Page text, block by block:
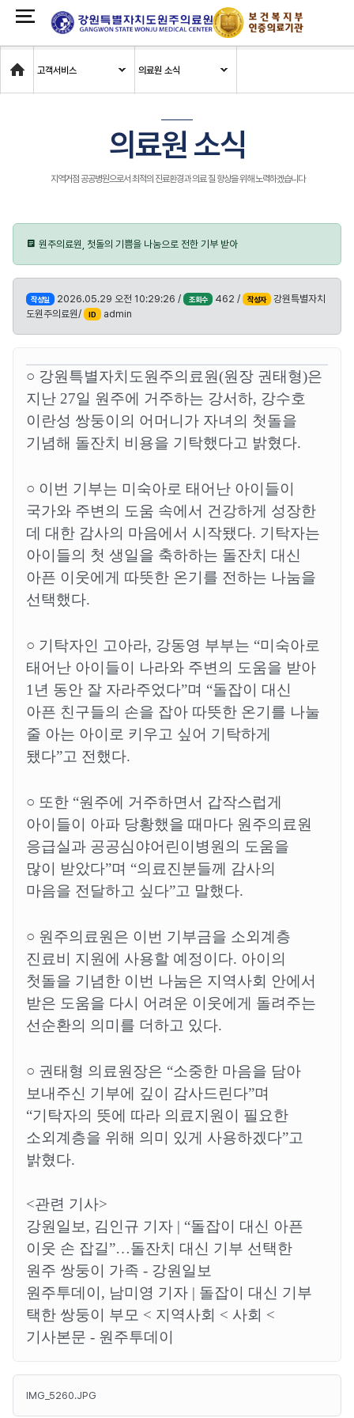
Home
고객서비스 의료원 소식
의료원 소식
지역거점 공공병원으로서 최적의 진료환경과 의료 질 향상을 위해 노력하겠습니다
원주의료원, 첫돌의 기쁨을 나눔으로 전한 기부 받아
작성일 2026.05.29 오전 10:29:26 / 조회수 462 / 작성자
강원특별자치
도원주의료원/
ID admin
○ 강원특별자치도원주의료원(원장 권태형)은
지난 27일 원주에 거주하는 강서하, 강수호
이란성 쌍둥이의 어머니가 자녀의 첫돌을
기념해 돌잔치 비용을 기탁했다고 밝혔다.
○ 이번 기부는 미숙아로 태어난 아이들이
국가와 주변의 도움 속에서 건강하게 성장한
데 대한 감사의 마음에서 시작됐다. 기탁자는
아이들의 첫 생일을 축하하는 돌잔치 대신
아픈 이웃에게 따뜻한 온기를 전하는 나눔을
선택했다.
○ 기탁자인 고아라, 강동영 부부는 “미숙아로
태어난 아이들이 나라와 주변의 도움을 받아
1 년 동안 잘 자라주었다”며 “돌잡이 대신
아픈 친구들의 손을 잡아 따뜻한 온기를 나눌
줄 아는 아이로 키우고 싶어 기탁하게
됐다”고 전했다.
○ 또한 “원주에 거주하면서 갑작스럽게
아이들이 아파 당황했을 때마다 원주의료원
응급실과 공공심야어린이병원의 도움을
많이 받았다”며 “의료진분들께 감사의
마음을 전달하고 싶다”고 말했다.
○ 원주의료원은 이번 기부금을 소외계층
진료비 지원에 사용할 예정이다. 아이의
첫돌을 기념한 이번 나눔은 지역사회 안에서
받은 도움을 다시 어려운 이웃에게 돌려주는
선순환의 의미를 더하고 있다.
○ 권태형 의료원장은 “소중한 마음을 담아
보내주신 기부에 깊이 감사드린다”며
“기탁자의 뜻에 따라 의료지원이 필요한
소외계층을 위해 의미 있게 사용하겠다”고
밝혔다.
<관련 기사>
강원일보, 김인규 기자 | “돌잡이 대신 아픈
이웃 손 잡길”…돌잔치 대신 기부 선택한
원주 쌍둥이 가족 - 강원일보
원주투데이, 남미영 기자 | 돌잡이 대신 기부
택한 쌍둥이 부모 < 지역사회 < 사회 <
기사본문 - 원주투데이
IMG_5260.JPG